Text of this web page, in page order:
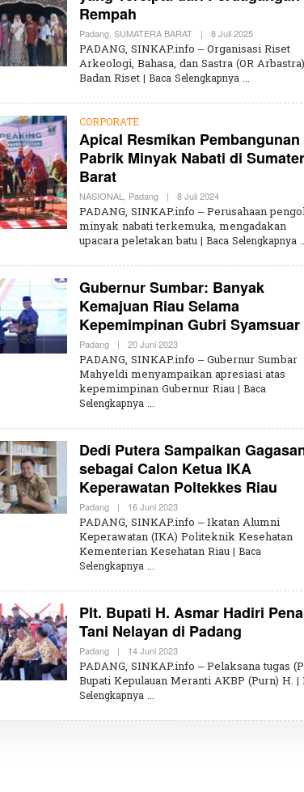
Rempah
Padang, SUMATERA BARAT | 8 Juli 2025O
L
E
H
A
U
N
N
PADANG, SINKAP.info – Organisasi Riset
Arkeologi, Bahasa, dan Sastra (OR Arbastra)
Badan Riset | Baca Selengkapnya
CORPORATE
Apical Resmikan Pembangunan
Pabrik Minyak Nabati di
Barat
NASIONAL Padang | 8 Juli 2024O
L
E
H
K
A
R
N
N
I
A
PADANG, SINKAP.info – Perusahaan
minyak nabati terkemuka, mengadakan
upacara peletakan batu | Baca Selengkapnya
Gubernur Sumbar: Banyak
Kemajuan Riau Selama
Kepemimpinan Gubri Syamsuar
Padang | 20 Juni 2023O
L
E
H
K
U
N
I
S
PADANG, SINKAP.info – Gubernur Sumbar
Mahyeldi menyampaikan apresiasi atas
kepemimpinan Gubernur Riau | Baca
Selengkapnya
Dedi Putera Sampaikan
sebagai Calon Ketua IKA
Keperawatan Poltekkes Riau
Padang | 16 Juni 2023O
L
E
H
R
S
I
PADANG, SINKAP.info – Ikatan Alumni
Keperawatan (IKA) Politeknik Kesehatan
Kementerian Kesehatan Riau | Baca
Selengkapnya
Plt. Bupati H. Asmar Hadiri
Tani Nelayan di Padang
Padang | 14 Juni 2023O
L
E
H
A
PADANG, SINKAP.info – Pelaksana tugas
Bupati Kepulauan Meranti AKBP (Purn) H. |
Selengkapnya
Penembakan Tragis Charlie
Utah: Pelaku Senapan Jarak
Masih Buron
Di GLOBAL, SOROTAN 12 September